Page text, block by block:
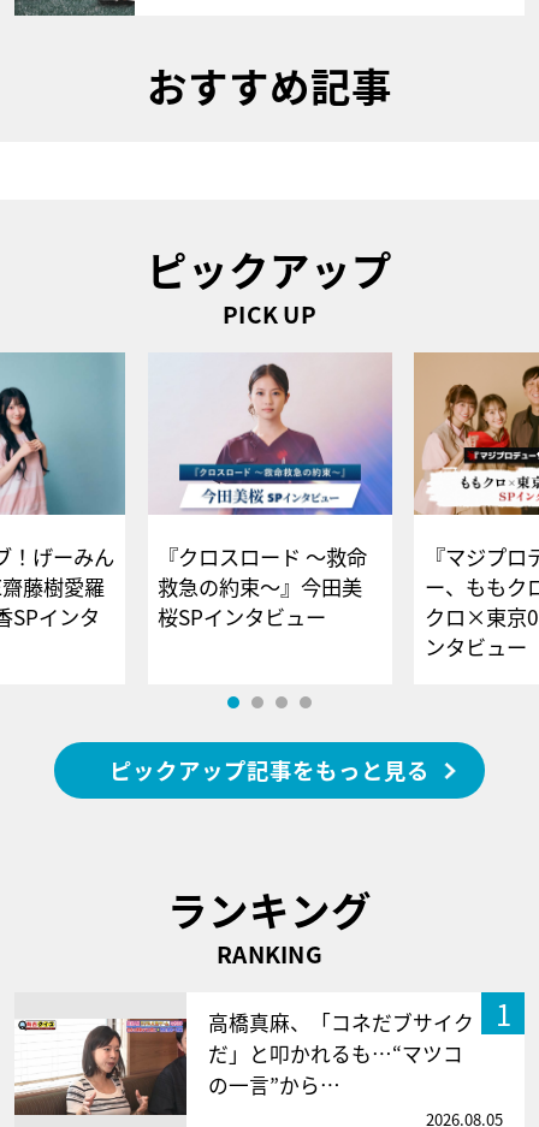
おすすめ記事
ピックアップ
PICK UP
！げーみん
藤樹愛羅
SPインタ
『クロスロード ～救命
救急の約束～』今田美
桜SPインタビュー
『マジプロ
ー、ももク
クロ×東京
ンタビュー
ピックアップ記事をもっと見る
ランキング
RANKING
1
高橋真麻、「コネだブサイク
だ」と叩かれるも…“マツコ
の一言”から…
2026.08.05